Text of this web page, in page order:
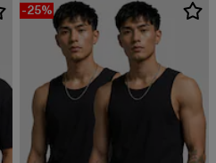
-25%